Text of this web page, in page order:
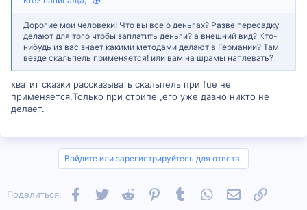
Дорогие мои человеки! Что вы все о деньгах? Разве пересадку
делают для того чтобы заплатить деньги? а внешний вид? Кто-
нибудь из вас знает какими методами делают в Германии? Там
везде скальпель применяется! или вам на шрамы наплевать?
хватит сказки рассказывать скальпель при fue не
применяется.Только при стрипе ,его уже давно никто не
делает.
Войдите или зарегистрируйтесь для ответа.
Поделиться: Facebook
Twitter Reddit PinterestTumblr WhatsAppЭлектронная
Ссылка